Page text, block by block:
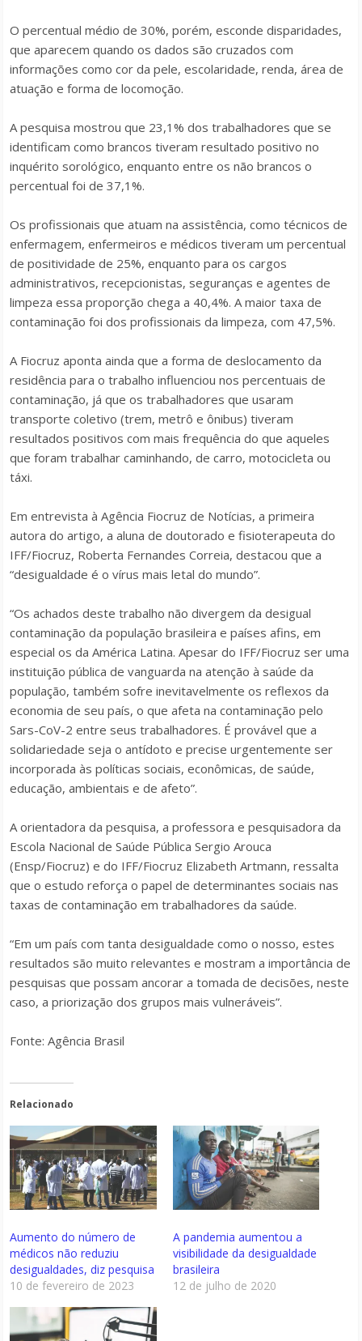
O percentual médio de 30%, porém, esconde disparidades,
que aparecem quando os dados são cruzados com
informações como cor da pele, escolaridade, renda, área de
atuação e forma de locomoção.
A pesquisa mostrou que 23,1% dos trabalhadores que se
identificam como brancos tiveram resultado positivo no
inquérito sorológico, enquanto entre os não brancos o
percentual foi de 37,1%.
Os profissionais que atuam na assistência, como técnicos de
enfermagem, enfermeiros e médicos tiveram um percentual
de positividade de 25%, enquanto para os cargos
administrativos, recepcionistas, seguranças e agentes de
limpeza essa proporção chega a 40,4%. A maior taxa de
contaminação foi dos profissionais da limpeza, com 47,5%.
A Fiocruz aponta ainda que a forma de deslocamento da
residência para o trabalho influenciou nos percentuais de
contaminação, já que os trabalhadores que usaram
transporte coletivo (trem, metrô e ônibus) tiveram
resultados positivos com mais frequência do que aqueles
que foram trabalhar caminhando, de carro, motocicleta ou
táxi.
Em entrevista à Agência Fiocruz de Notícias, a primeira
autora do artigo, a aluna de doutorado e fisioterapeuta do
IFF/Fiocruz, Roberta Fernandes Correia, destacou que a
“desigualdade é o vírus mais letal do mundo”.
“Os achados deste trabalho não divergem da desigual
contaminação da população brasileira e países afins, em
especial os da América Latina. Apesar do IFF/Fiocruz ser uma
instituição pública de vanguarda na atenção à saúde da
população, também sofre inevitavelmente os reflexos da
economia de seu país, o que afeta na contaminação pelo
Sars-CoV-2 entre seus trabalhadores. É provável que a
solidariedade seja o antídoto e precise urgentemente ser
incorporada às políticas sociais, econômicas, de saúde,
educação, ambientais e de afeto”.
A orientadora da pesquisa, a professora e pesquisadora da
Escola Nacional de Saúde Pública Sergio Arouca
(Ensp/Fiocruz) e do IFF/Fiocruz Elizabeth Artmann, ressalta
que o estudo reforça o papel de determinantes sociais nas
taxas de contaminação em trabalhadores da saúde.
“Em um país com tanta desigualdade como o nosso, estes
resultados são muito relevantes e mostram a importância de
pesquisas que possam ancorar a tomada de decisões, neste
caso, a priorização dos grupos mais vulneráveis”.
Fonte: Agência Brasil
Relacionado
Aumento do número de
médicos não reduziu
desigualdades, diz pesquisa
10 de fevereiro de 2023
A pandemia aumentou a
visibilidade da desigualdade
brasileira
12 de julho de 2020